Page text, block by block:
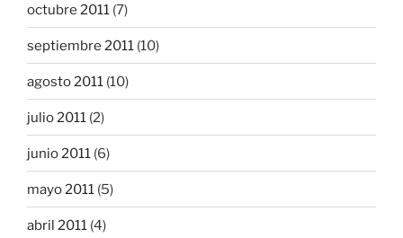
octubre 2011 (7)
septiembre 2011 (10)
agosto 2011 (10)
julio 2011 (2)
junio 2011 (6)
mayo 2011 (5)
abril 2011 (4)